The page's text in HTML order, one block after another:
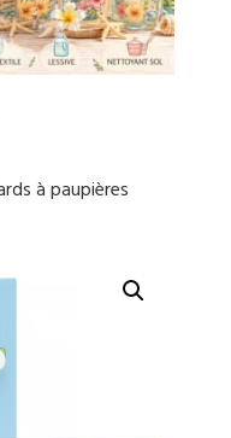
à paupières